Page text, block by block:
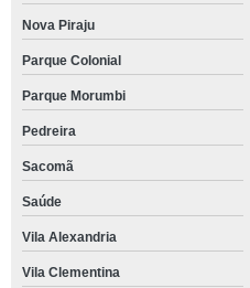
Nova Piraju
Parque Colonial
Parque Morumbi
Pedreira
Sacomã
Saúde
Vila Alexandria
Vila Clementina